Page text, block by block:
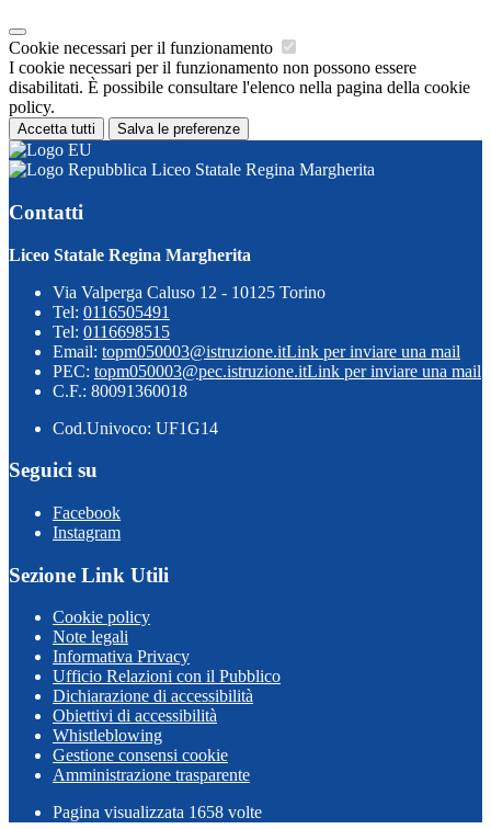
Cookie necessari per il funzionamento
I cookie necessari per il funzionamento non possono essere
disabilitati. È possibile consultare l'elenco nella pagina della cookie
policy.
Accetta tutti Salva le preferenze
Liceo Statale Regina Margherita
Contatti
Liceo Statale Regina Margherita
Via Valperga Caluso 12 - 10125 Torino
Tel: 0116505491
Tel: 0116698515
Email: topm050003@istruzione.itLink per inviare una mail
PEC: topm050003@pec.istruzione.itLink per inviare una mail
C.F.: 80091360018
Cod.Univoco: UF1G14
Seguici su
Facebook
Instagram
Sezione Link Utili
Cookie policy
Note legali
Informativa Privacy
Ufficio Relazioni con il Pubblico
Dichiarazione di accessibilità
Obiettivi di accessibilità
Whistleblowing
Gestione consensi cookie
Amministrazione trasparente
Pagina visualizzata 1658 volte